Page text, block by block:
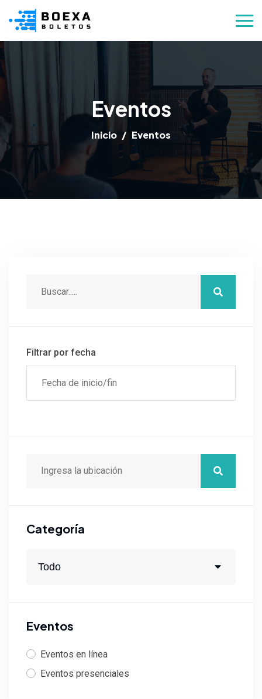
Eventos
Inicio Eventos
Filtrar por fecha
Categoría
Todo
Eventos
Eventos en línea
Eventos presenciales